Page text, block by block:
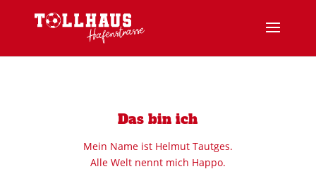
Das bin ich
Mein Name ist Helmut Tautges.
Alle Welt nennt mich Happo.